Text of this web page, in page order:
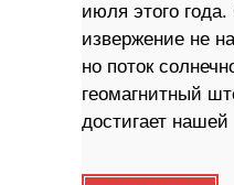
июля этого
извержение не
но поток
геомагнитный
достигает нашей